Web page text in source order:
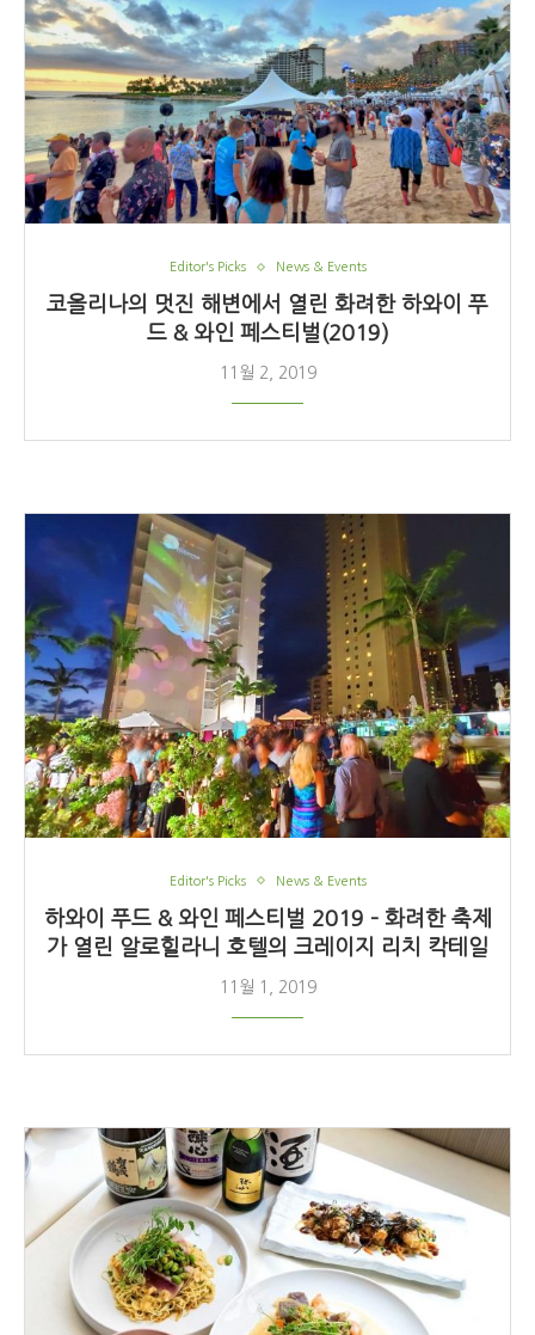
Editor's Picks News & Events
코올리나의 멋진 해변에서 열린 화려한 하와이 푸
드 & 와인 페스티벌(2019)
11월 2, 2019
Editor's Picks News & Events
하와이 푸드 & 와인 페스티벌 2019 – 화려한 축제
가 열린 알로힐라니 호텔의 크레이지 리치 칵테일
11월 1, 2019